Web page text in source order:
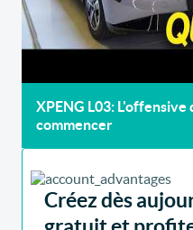
XPENG L03: L'offensive
commencer
Créez dès